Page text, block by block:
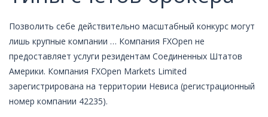
Позволить себе действительно масштабный конкурс могут
лишь крупные компании … Компания FXOpen не
предоставляет услуги резидентам Соединенных Штатов
Америки. Компания FXOpen Markets Limited
зарегиcтрирована на территории Невиса (регистрационный
номер компании 42235).